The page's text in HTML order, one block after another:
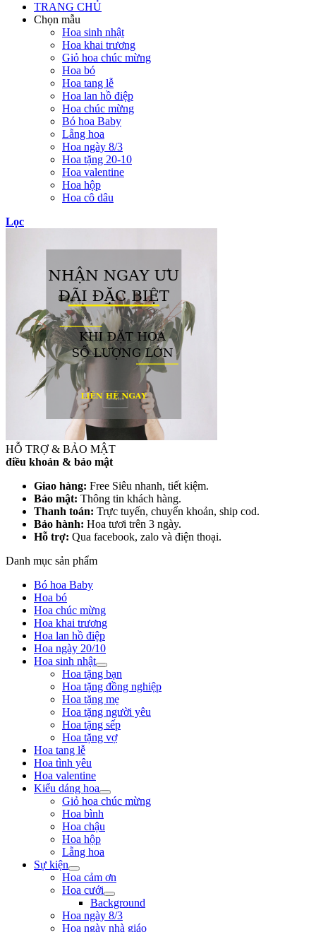
TRANG CHỦ
Chọn mẫu
Hoa sinh nhật
Hoa khai trương
Giỏ hoa chúc mừng
Hoa bó
Hoa tang lễ
Hoa lan hồ điệp
Hoa chúc mừng
Bó hoa Baby
Lẵng hoa
Hoa ngày 8/3
Hoa tặng 20-10
Hoa valentine
Hoa hộp
Hoa cô dâu
Lọc
HỖ TRỢ & BẢO MẬT
điều khoản & bảo mật
Giao hàng: Free Siêu nhanh, tiết kiệm.
Bảo mật: Thông tin khách hàng.
Thanh toán: Trực tuyến, chuyển khoản, ship cod.
Bảo hành: Hoa tươi trên 3 ngày.
Hỗ trợ: Qua facebook, zalo và điện thoại.
Danh mục sản phẩm
Bó hoa Baby
Hoa bó
Hoa chúc mừng
Hoa khai trương
Hoa lan hồ điệp
Hoa ngày 20/10
Hoa sinh nhật
Hoa tặng bạn
Hoa tặng đồng nghiệp
Hoa tặng mẹ
Hoa tặng người yêu
Hoa tặng sếp
Hoa tặng vợ
Hoa tang lễ
Hoa tình yêu
Hoa valentine
Kiểu dáng hoa
Giỏ hoa chúc mừng
Hoa bình
Hoa chậu
Hoa hộp
Lẵng hoa
Sự kiện
Hoa cảm ơn
Hoa cưới
Background
Hoa ngày 8/3
Hoa ngày nhà giáo